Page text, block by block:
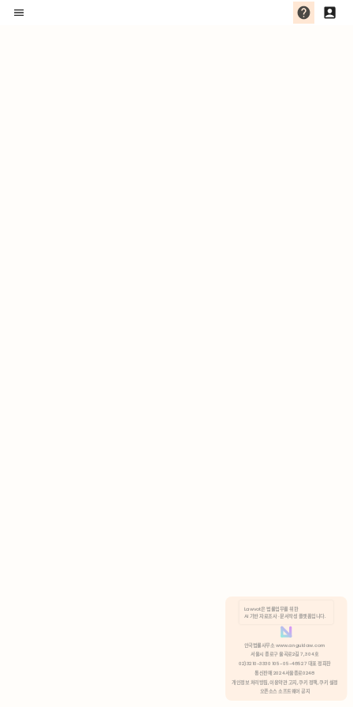
분석 쿠키 허용
Lawvot은 법률업무를 위한
AI 기반 자료조사 · 문서작성 플랫폼입니다.
안국법률사무소 www.anguklaw.com
서울시 종로구 율곡로2길 7, 304호
02)3210-3330 105-05-48527 대표 정희찬
통신판매 2024서울종로0248
개인정보 처리방침, 이용약관 고지, 쿠키 정책, 쿠키 설정
오픈소스 소프트웨어 공지